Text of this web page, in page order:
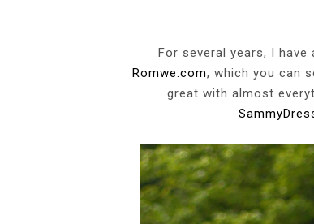
For several years, I
Romwe.com, which you can
great with almost